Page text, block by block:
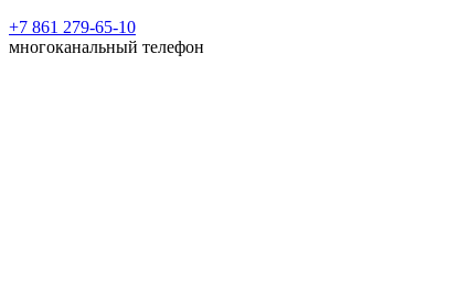
+7 861 279-65-10
многоканальный телефон